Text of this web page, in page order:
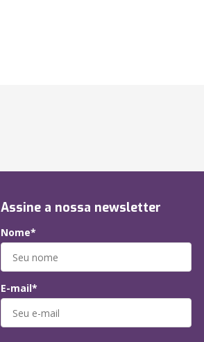
Assine a nossa newsletter
Nome*
E-mail*